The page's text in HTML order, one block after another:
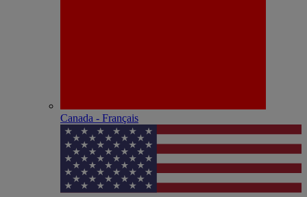
Canada - Français